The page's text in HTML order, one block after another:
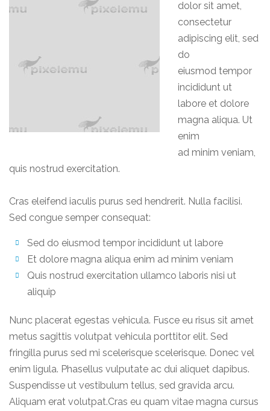
dolor sit amet,
consectetur
adipiscing elit, sed
do
eiusmod tempor
incididunt ut
labore et dolore
magna aliqua. Ut
enim
ad minim veniam,
quis nostrud exercitation.
Cras eleifend iaculis purus sed hendrerit. Nulla facilisi.
Sed congue semper consequat:
Sed do eiusmod tempor incididunt ut labore
Et dolore magna aliqua enim ad minim veniam
Quis nostrud exercitation ullamco laboris nisi ut
aliquip
Nunc placerat egestas vehicula. Fusce eu risus sit amet
metus sagittis volutpat vehicula porttitor elit. Sed
fringilla purus sed mi scelerisque scelerisque. Donec vel
enim ligula. Phasellus vulputate ac dui aliquet dapibus.
Suspendisse ut vestibulum tellus, sed gravida arcu.
Aliquam erat volutpat.Cras eu quam vitae magna cursus